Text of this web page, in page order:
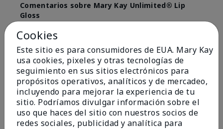
Comentarios sobre Mary Kay Unlimited® Lip
Gloss
colors but not pleased with the applicator. Feels very
"floppy " not firm like I have used with others.
Definitely not firm like samples were.
Mostrar Traducción
Conclusión Sí, recomendaría a un amigo
¿Le ha resultado útil esta
opinión?
Cookies
Este sitio es para consumidores de EUA. Mary Kay
usa cookies, pixeles y otras tecnologías de
seguimiento en sus sitios electrónicos para
propósitos operativos, analíticos y de mercadeo,
incluyendo para mejorar la experiencia de tu
sitio. Podríamos divulgar información sobre el
uso que haces del sitio con nuestros socios de
redes sociales, publicidad y analítica para